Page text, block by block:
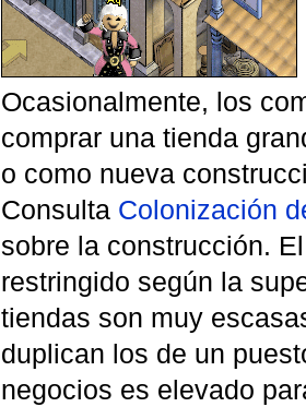
Ocasionalmente, los
comprar una tienda
o como nueva
Consulta Colonización
sobre la construcción.
restringido según la
tiendas son muy
duplican los de un
negocios es elevado